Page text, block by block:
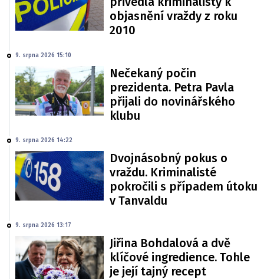
objasnění vraždy z roku
2010
9. srpna 2026 15:10
Nečekaný počin
prezidenta. Petra Pavla
přijali do novinářského
klubu
9. srpna 2026 14:22
Dvojnásobný pokus o
vraždu. Kriminalisté
pokročili s případem útoku
v Tanvaldu
9. srpna 2026 13:17
Jiřina Bohdalová a dvě
klíčové ingredience. Tohle
je její tajný recept